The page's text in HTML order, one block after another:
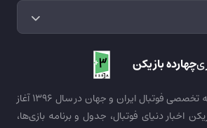
چهارده بازیکن
14بازیکن به عنوان رسانه تخصصی فوتبال ایران و جهان در سال 1396 آغاز
کرد. در 14بازیکن اخبار دنیای فوتبال، جدول و برنامه بازی‌ها،